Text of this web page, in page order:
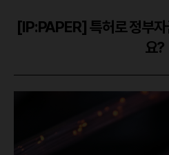
[IP:PAPER] 특허로 정부
요?